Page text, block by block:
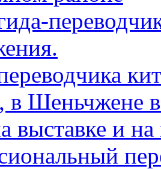
в Шеньчжене
выставке и